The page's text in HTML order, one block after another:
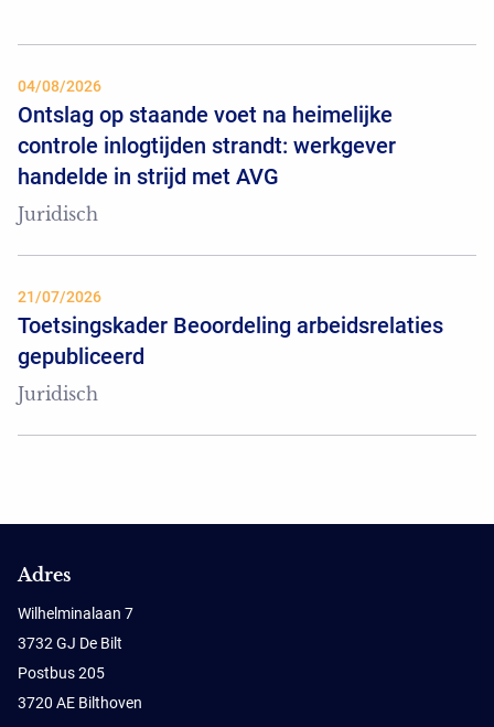
04/08/2026
Ontslag op staande voet na heimelijke
controle inlogtijden strandt: werkgever
handelde in strijd met AVG
Juridisch
21/07/2026
Toetsingskader Beoordeling arbeidsrelaties
gepubliceerd
Juridisch
Adres
Wilhelminalaan 7
3732 GJ De Bilt
Postbus 205
3720 AE Bilthoven